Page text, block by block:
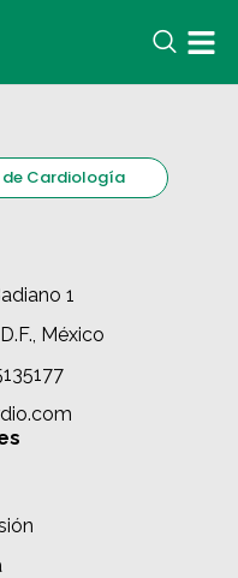
de Cardiología
1
México